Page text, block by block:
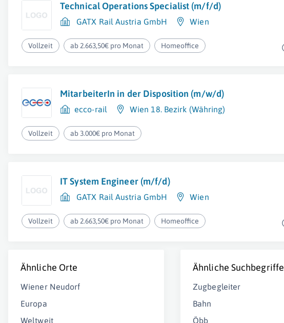
Technical Operations Specialist (m/f/d)
GATX Rail Austria GmbH Wien
Vollzeit ab 2.663,50€ pro Monat Homeoffice
MitarbeiterIn in der Disposition (m/w/d)
ecco-rail Wien 18. Bezirk (Währing)
Vollzeit ab 3.000€ pro Monat
IT System Engineer (m/f/d)
GATX Rail Austria GmbH Wien
Vollzeit ab 2.663,50€ pro Monat Homeoffice
Ähnliche Orte
Wiener Neudorf
Europa
Weltweit
Ähnliche Suchbegriffe
Zugbegleiter
Bahn
Öbb